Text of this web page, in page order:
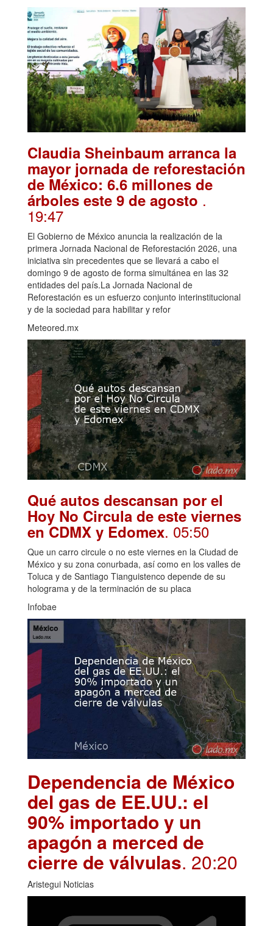
Claudia Sheinbaum arranca la
mayor jornada de reforestación
de México: 6.6 millones de
árboles este 9 de agosto .
19:47
El Gobierno de México anuncia la realización de la
primera Jornada Nacional de Reforestación 2026, una
iniciativa sin precedentes que se llevará a cabo el
domingo 9 de agosto de forma simultánea en las 32
entidades del país.La Jornada Nacional de
Reforestación es un esfuerzo conjunto interinstitucional
y de la sociedad para habilitar y refor
Meteored.mx
Qué autos descansan por el
Hoy No Circula de este viernes
en CDMX y Edomex. 05:50
Que un carro circule o no este viernes en la Ciudad de
México y su zona conurbada, así como en los valles de
Toluca y de Santiago Tianguistenco depende de su
holograma y de la terminación de su placa
Infobae
Dependencia de México
del gas de EE.UU.: el
90% importado y un
apagón a merced de
cierre de válvulas. 20:20
Aristegui Noticias